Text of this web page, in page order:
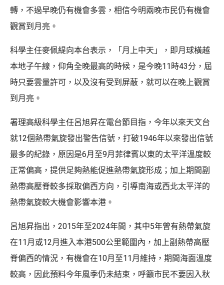
轉，不過早晚仍有機會多雲，相信今明兩晚市民仍有機會
觀賞到月亮。
科學主任麥佩緹向本台表示，「月上中天」，即月球橫越
本地子午線，仰角全晚最高的時候，是今晚11時43分，屆
時只要雲量許可，以及沒有受到屏蔽，就可以在晚上觀賞
到月亮。
署理高級科學主任呂旭昇在電台節目指，今年以來天文台
就12個熱帶氣旋發出警告信號，打破1946年以來發出信號
最多的紀錄，原因是6月至9月菲律賓以東的太平洋溫度較
正常偏高，提供足夠熱能促進熱帶氣旋形成；加上期間副
熱帶高壓脊較多採取偏西方向，引導南海或西北太平洋的
熱帶氣旋較大機會影響本港。
呂旭昇指出，2015年至2024年間，其中5年曾有熱帶氣旋
在11月或12月進入本港500公里範圍內，加上副熱帶高壓
脊偏西的情況，有機會在10月至11月維持，期間海面溫度
較高，因此預料今年風季仍未結束，呼籲市民不要因入秋